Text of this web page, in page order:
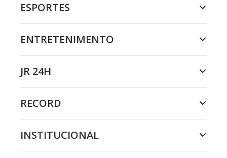
ESPORTES
ENTRETENIMENTO
JR 24H
RECORD
INSTITUCIONAL